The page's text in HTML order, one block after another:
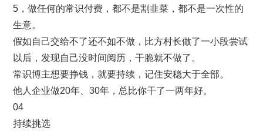
5，做任何的常识付费，都不是割韭菜，都不是一次性的
生意。
假如自己交给不了还不如不做，比方村长做了一小段尝试
以后，发现自己没时间阅历，干脆就不做了。
常识博主想要挣钱，就要持续，记住安稳大于全部。
他人企业做20年、30年，总比你干了一两年好。
04
持续挑选